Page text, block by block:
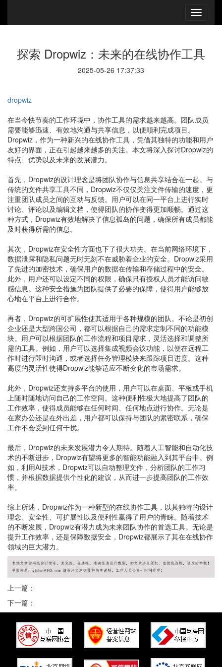
探索 Dropwiz：未来的在线协作工具
2025-05-26 17:37:33
dropwiz
在当今快节奏的工作环境中，协作工具的需求越来越高。团队成员
需要能够迅速、有效地沟通与共享信息，以便顺利完成项目。
Dropwiz，作为一种新兴的在线协作工具，凭借其独特的功能和用户
友好的界面，正在引起越来越多的关注。本文将深入探讨Dropwiz的
特点、优势以及未来的发展潜力。
首先，Dropwiz的设计理念是将团队协作与信息共享结合在一起。与
传统的文件共享工具不同，Dropwiz不仅仅关注文件传输的速度，更
注重团队成员之间的互动与反馈。用户可以在同一平台上进行实时
讨论、评论以及编辑文档，使得团队的协作变得更加顺畅。通过这
种方式，Dropwiz有效地解决了信息孤岛的问题，确保所有成员都能
及时获得所需的信息。
其次，Dropwiz在安全性方面也下了很大功夫。在当前网络环境下，
数据泄露和隐私问题无时无刻不在威胁着企业的安全。Dropwiz采用
了先进的加密技术，确保用户的数据在传输和存储过程中的安全。
此外，用户还可以设定不同的权限，确保只有授权人员才能访问敏
感信息。这种安全措施为团队提供了必要的保障，使得用户能够放
心地在平台上进行合作。
再者，Dropwiz的可扩展性使其适用于各种规模的团队。不论是初创
企业还是大型跨国公司，都可以根据自己的需求定制不同的功能模
块。用户可以根据团队的工作流程和项目需求，灵活选择和调整所
需的工具。例如，用户可以选择集成视频会议功能，以便在远程工
作时进行即时沟通，或者选择任务管理模块来跟踪项目进度。这种
高度的灵活性使得Dropwiz能够适应不断变化的市场需求。
此外，Dropwiz还支持多平台的使用，用户可以在桌面、平板或手机
上随时随地访问自己的工作空间。这种便利性极大地提高了团队的
工作效率，使得成员能够在任何时间、任何地点进行协作。无论是
在家办公还是在外出差，用户都可以保持与团队的紧密联系，确保
工作不会受到任何干扰。
最后，Dropwiz的未来发展潜力令人期待。随着人工智能和自动化技
术的不断进步，Dropwiz有望将更多的智能功能融入到其平台中。例
如，利用AI技术，Dropwiz可以自动整理文件，分析团队的工作习
惯，并根据数据提供个性化的建议，从而进一步提高团队的工作效
率。
综上所述，Dropwiz作为一种新型的在线协作工具，以其独特的设计
理念、安全性、可扩展性以及便利性赢得了用户的青睐。随着技术
的不断发展，Dropwiz有潜力成为未来团队协作的首选工具。无论是
提升工作效率，还是保障数据安全，Dropwiz都展示了其在在线协作
领域的巨大潜力。
上一篇：
下一篇：